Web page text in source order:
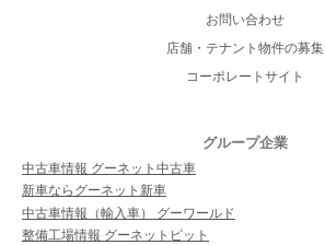
お問い合わせ
店舗・テナント物件の募集
コーポレートサイト
グループ企業
中古車情報 グーネット中古車
新車ならグーネット新車
中古車情報（輸入車） グーワールド
整備工場情報 グーネットピット